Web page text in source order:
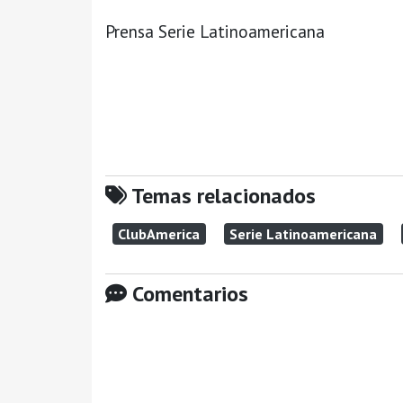
Prensa Serie Latinoamericana
Temas relacionados
ClubAmerica Serie Latinoamericana
Comentarios